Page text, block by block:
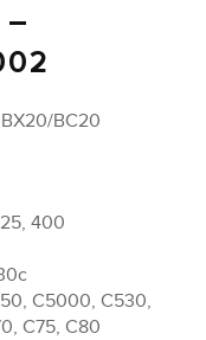
–
BC20
400
C5000, C530,
C75, C80